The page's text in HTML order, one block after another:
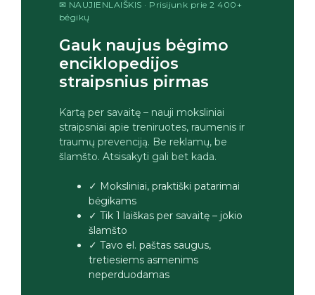
✉ NAUJIENLAIŠKIS · Prisijunk prie 2 400+
bėgikų
Gauk naujus bėgimo
enciklopedijos
straipsnius pirmas
Kartą per savaitę – nauji moksliniai
straipsniai apie treniruotes, raumenis ir
traumų prevenciją. Be reklamų, be
šlamšto. Atsisakyti gali bet kada.
✓ Moksliniai, praktiški patarimai
bėgikams
✓ Tik 1 laiškas per savaitę – jokio
šlamšto
✓ Tavo el. paštas saugus,
tretiesiems asmenims
neperduodamas